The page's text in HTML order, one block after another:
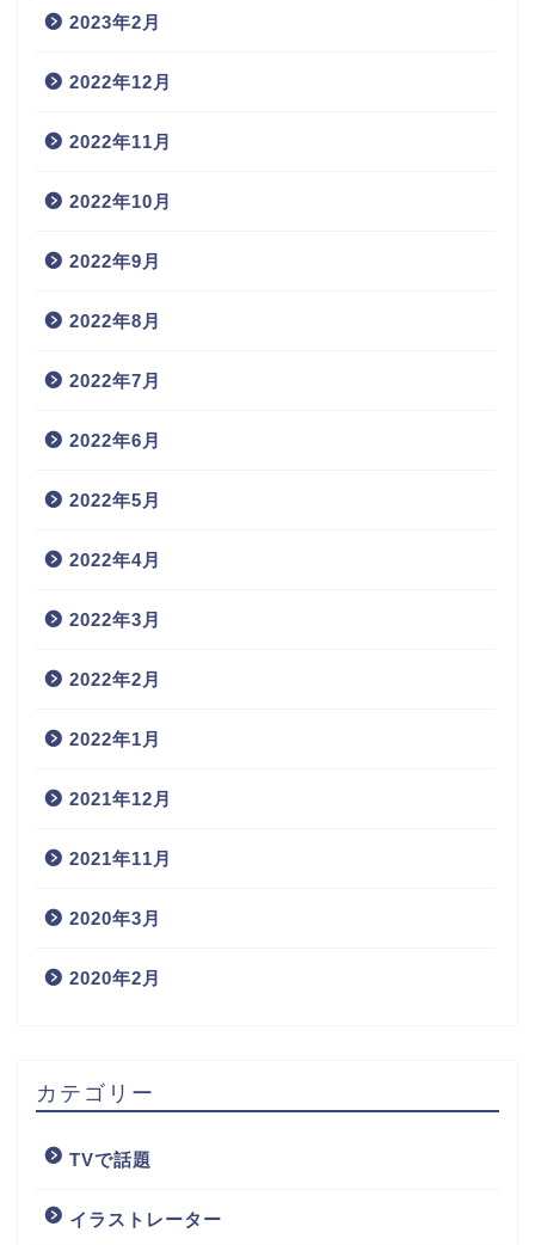
2023年2月
2022年12月
2022年11月
2022年10月
2022年9月
2022年8月
2022年7月
2022年6月
2022年5月
2022年4月
2022年3月
2022年2月
2022年1月
2021年12月
2021年11月
2020年3月
2020年2月
カテゴリー
TVで話題
イラストレーター